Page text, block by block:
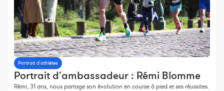
Portrait d'athlètes
Portrait d'ambassadeur : Rémi Blomme
Rémi, 31 ans, nous partage son évolution en course à pied et ses réussites.